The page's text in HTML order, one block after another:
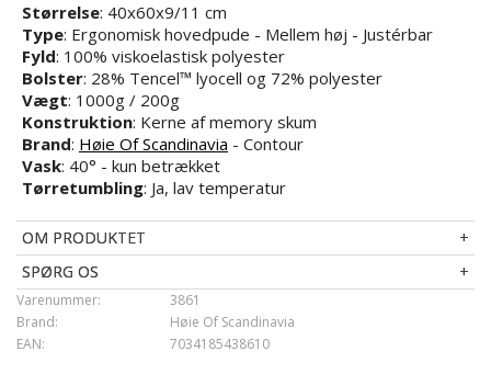
Størrelse: 40x60x9/11 cm
Type: Ergonomisk hovedpude - Mellem høj - Justérbar
Fyld: 100% viskoelastisk polyester
Bolster: 28% Tencel™ lyocell og 72% polyester
Vægt: 1000g / 200g
Konstruktion: Kerne af memory skum
Brand: Høie Of Scandinavia - Contour
Vask: 40° - kun betrækket
Tørretumbling: Ja, lav temperatur
OM PRODUKTET
SPØRG OS
3861
Varenummer:
Høie Of Scandinavia
Brand:
7034185438610
EAN: